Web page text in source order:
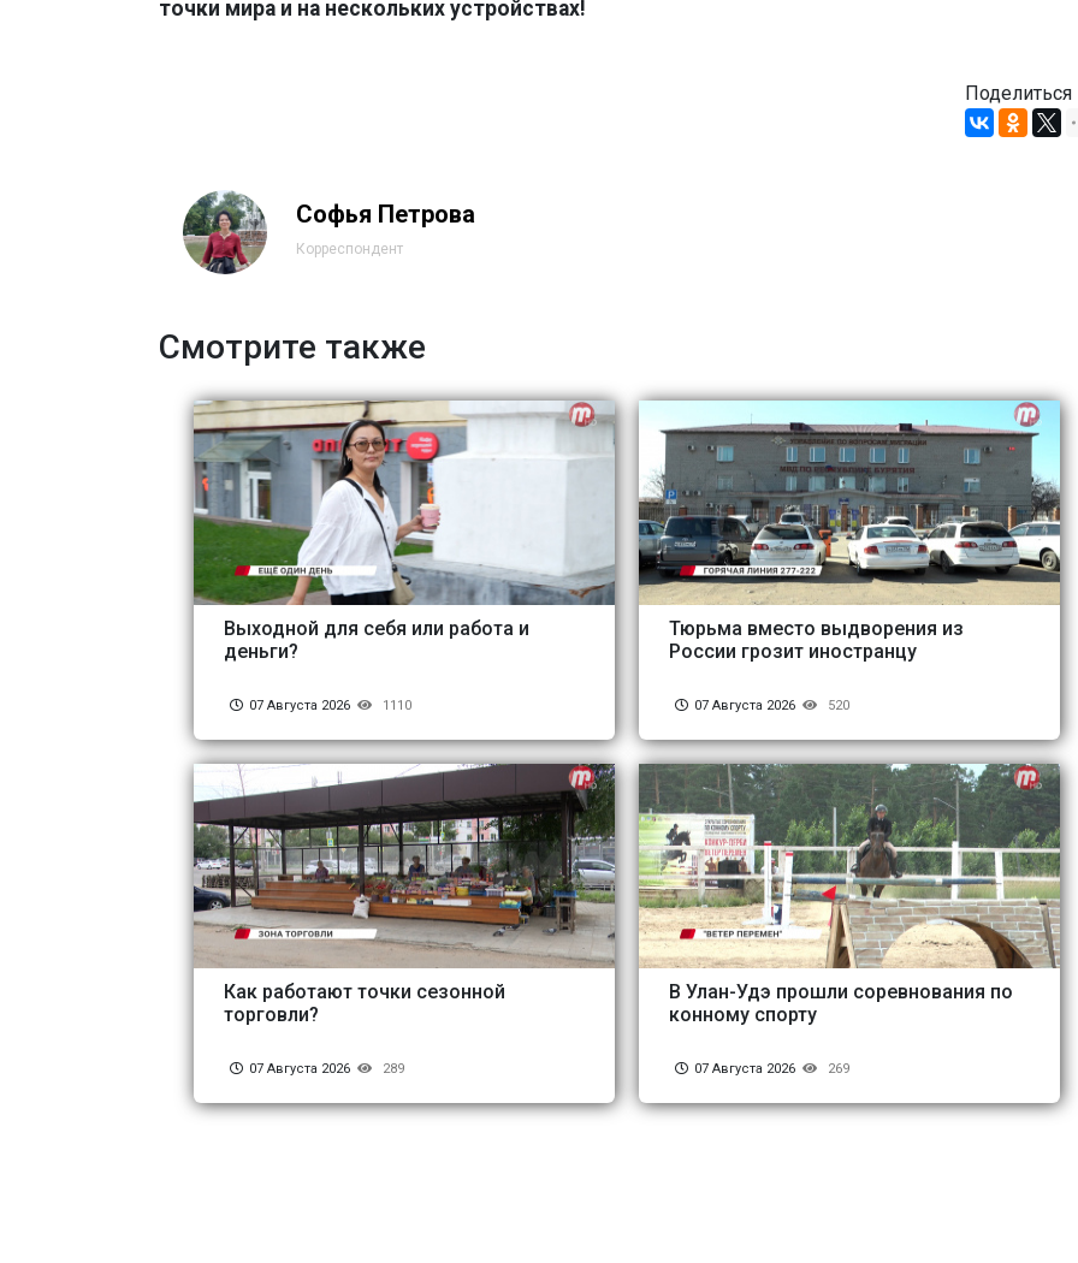
точки мира и на нескольких устройствах!
Поделиться
Софья Петрова
Корреспондент
Смотрите также
Выходной для себя или работа и
деньги?
07 Августа 2026 1110
Тюрьма вместо выдворения из
России грозит иностранцу
07 Августа 2026 520
Как работают точки сезонной
торговли?
07 Августа 2026 289
В Улан-Удэ прошли соревнования по
конному спорту
07 Августа 2026 269